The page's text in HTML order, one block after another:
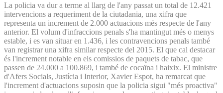
La policia va dur a terme al llarg de l'any passat un total de 12.421
intervencions a requeriment de la ciutadania, una xifra que
representa un increment de 2.000 actuacions més respecte de l'any
anterior. El volum d'infraccions penals s'ha mantingut més o menys
estable, i es van situar en 1.436, i les contravencions penals també
van registrar una xifra similar respecte del 2015. El que cal destacar
és l'increment notable en els comissios de paquets de tabac, que
passen de 24.000 a 100.869, i també de cocaïna i haixix. El ministre
d'Afers Socials, Justícia i Interior, Xavier Espot, ha remarcat que
l'increment d'actuacions suposin que la policia sigui "més proactiva"